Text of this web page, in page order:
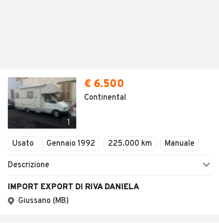
1
€ 6.500
Continental
Usato Gennaio 1992 225.000 km Manuale
Descrizione
IMPORT EXPORT DI RIVA DANIELA
Giussano (MB)